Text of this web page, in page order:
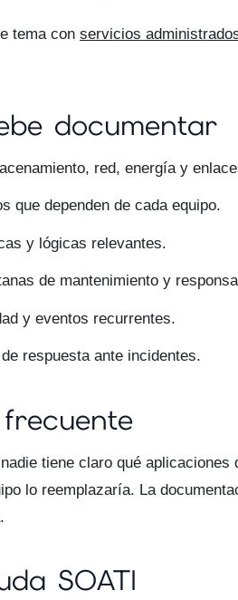
tema con servicios
documentar
red, energía y
que dependen de cada equipo.
y lógicas relevantes.
de mantenimiento y
y eventos recurrentes.
respuesta ante incidentes.
tiene claro qué aplicaciones
lo reemplazaría. La
SOATI